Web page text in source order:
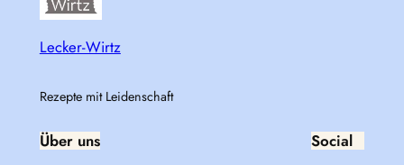
Lecker-Wirtz
Rezepte mit Leidenschaft
Über uns Social